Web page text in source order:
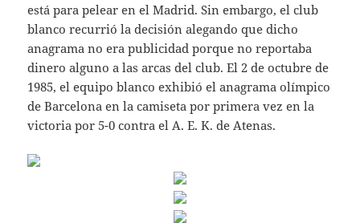
está para pelear en el Madrid. Sin embargo, el club
blanco recurrió la decisión alegando que dicho
anagrama no era publicidad porque no reportaba
dinero alguno a las arcas del club. El 2 de octubre de
1985, el equipo blanco exhibió el anagrama olímpico
de Barcelona en la camiseta por primera vez en la
victoria por 5-0 contra el A. E. K. de Atenas.